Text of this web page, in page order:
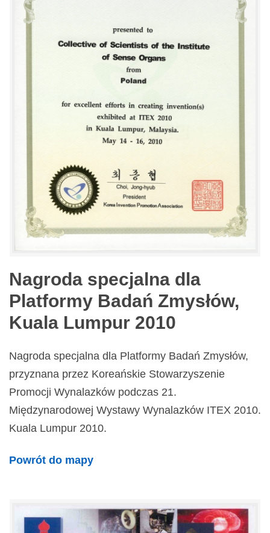
Nagroda specjalna dla
Platformy Badań Zmysłów,
Kuala Lumpur 2010
Nagroda specjalna dla Platformy Badań Zmysłów,
przyznana przez Koreańskie Stowarzyszenie
Promocji Wynalazków podczas 21.
Międzynarodowej Wystawy Wynalazków ITEX 2010.
Kuala Lumpur 2010.
Powrót do mapy